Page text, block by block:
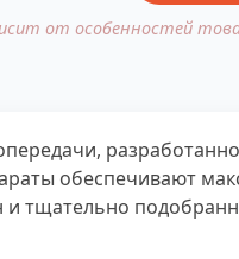
от особенностей
обеспечивают
тщательно